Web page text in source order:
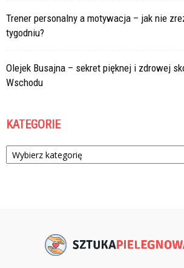
Trener personalny a motywacja – jak nie
tygodniu?
Olejek Busajna – sekret pięknej i zdrowej
Wschodu
KATEGORIE
Kategorie